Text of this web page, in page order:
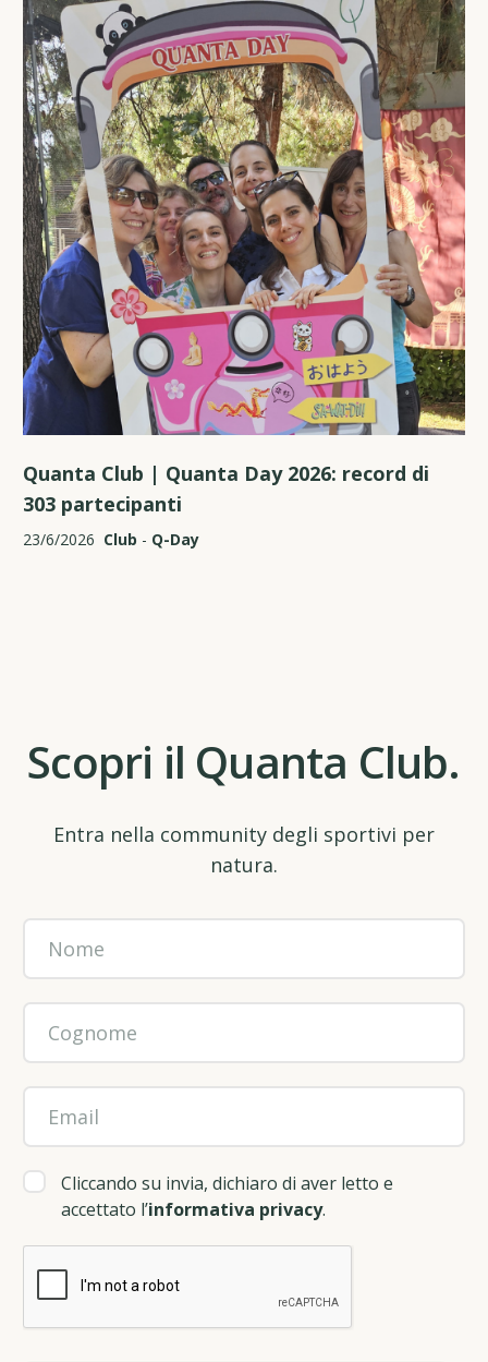
Quanta Club | Quanta Day 2026: record di
303 partecipanti
23/6/2026 Club - Q-Day
Scopri il Quanta Club.
Entra nella community degli sportivi per
natura.
Cliccando su invia, dichiaro di aver letto e
accettato l’informativa privacy.